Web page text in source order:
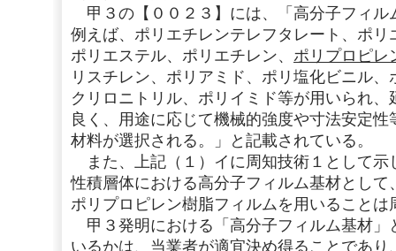
甲３の【００２３】には、「高分子フィル
例えば、ポリエチレンテレフタレート、ポ
ポリエステル、ポリエチレン、 ポリプロピレ
リスチレン、ポリアミド、ポリ塩化ビニル
クリロニトリル、ポリイミド等が用いられ
良く、用途に応じて機械的強度や寸法安定
材料が選択される。」と記載されている。
また、上記（１）イに周知技術１として示
性積層体における高分子フィルム基材とし
ポリプロピレン樹脂フィルムを用いることは
甲３発明における「高分子フィルム基材」
いるかは、当業者が適宜決め得ることであ